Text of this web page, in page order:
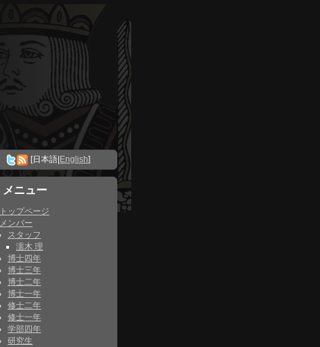
[日本語| English]
メニュー
トップページ
メンバー
スタッフ
濡木 理
博士四年
博士三年
博士二年
博士一年
修士二年
修士一年
学部四年
研究生